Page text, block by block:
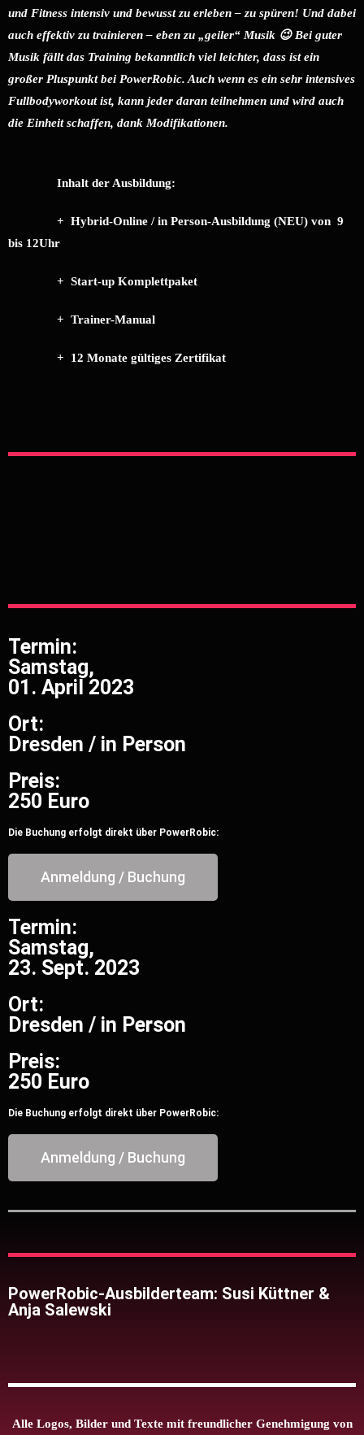
und Fitness intensiv und bewusst zu erleben – zu spüren! Und dabei
auch effektiv zu trainieren – eben zu „geiler“ Musik 😉 Bei guter
Musik fällt das Training bekanntlich viel leichter, dass ist ein
großer Pluspunkt bei PowerRobic. Auch wenn es ein sehr intensives
Fullbodyworkout ist, kann jeder daran teilnehmen und wird auch
die Einheit schaffen, dank Modifikationen.
Inhalt der Ausbildung:
+ Hybrid-Online / in Person-Ausbildung (NEU) von 9
bis 12Uhr
+ Start-up Komplettpaket
+ Trainer-Manual
+ 12 Monate gültiges Zertifikat
Termin:
Samstag,
01. April 2023
Ort:
Dresden / in Person
Preis:
250 Euro
Die Buchung erfolgt direkt über PowerRobic:
Anmeldung / Buchung
Termin:
Samstag,
23. Sept. 2023
Ort:
Dresden / in Person
Preis:
250 Euro
Die Buchung erfolgt direkt über PowerRobic:
Anmeldung / Buchung
PowerRobic-Ausbilderteam: Susi Küttner &
Anja Salewski
Alle Logos, Bilder und Texte mit freundlicher Genehmigung von